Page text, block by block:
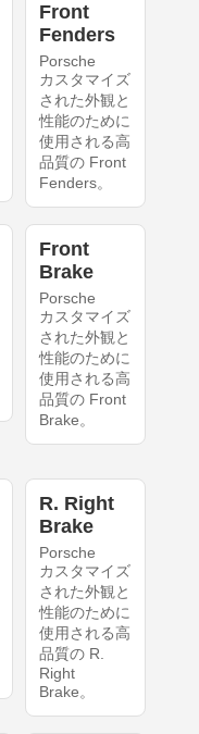
Front
Fenders
Porsche
カスタマイズ
された外観と
性能のために
使用される高
品質の Front
Fenders。
Front
Brake
Porsche
カスタマイズ
された外観と
性能のために
使用される高
品質の Front
Brake。
R. Right
Brake
Porsche
カスタマイズ
された外観と
性能のために
使用される高
品質の R.
Right
Brake。